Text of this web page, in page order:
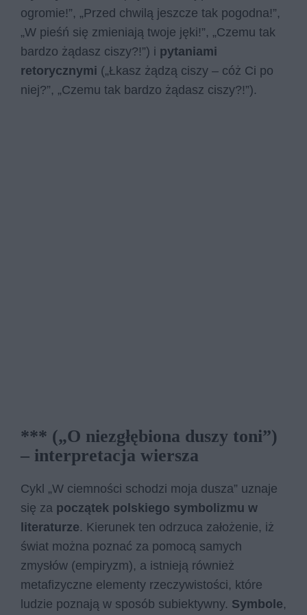
ogromie!”, „Przed chwilą jeszcze tak pogodna!”,
„W pieśń się zmieniają twoje jęki!”, „Czemu tak
bardzo żądasz ciszy?!”) i pytaniami
retorycznymi („Łkasz żądzą ciszy – cóż Ci po
niej?”, „Czemu tak bardzo żądasz ciszy?!”).
*** („O niezgłębiona duszy toni”)
– interpretacja wiersza
Cykl „W ciemności schodzi moja dusza” uznaje
się za początek polskiego symbolizmu w
literaturze. Kierunek ten odrzuca założenie, iż
świat można poznać za pomocą samych
zmysłów (empiryzm), a istnieją również
metafizyczne elementy rzeczywistości, które
ludzie poznają w sposób subiektywny. Symbole,